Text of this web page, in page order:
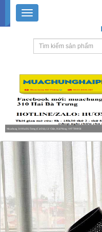
Muachung 310 Hai Bà Trưng (Cát Dài), Lê Chân, Hải Phòng / 0977390958